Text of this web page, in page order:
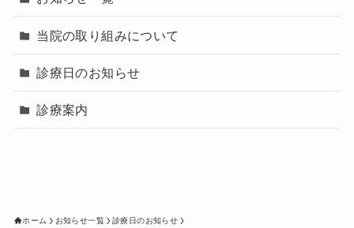
当院の取り組みについて
診療日のお知らせ
診療案内
ホーム お知らせ一覧 診療日のお知らせ